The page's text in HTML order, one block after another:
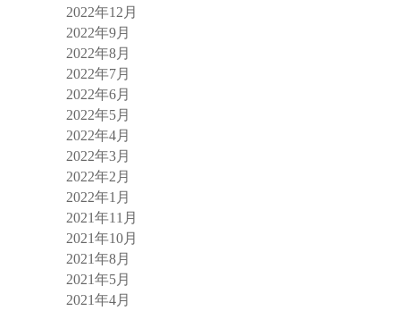
2022年12月
2022年9月
2022年8月
2022年7月
2022年6月
2022年5月
2022年4月
2022年3月
2022年2月
2022年1月
2021年11月
2021年10月
2021年8月
2021年5月
2021年4月